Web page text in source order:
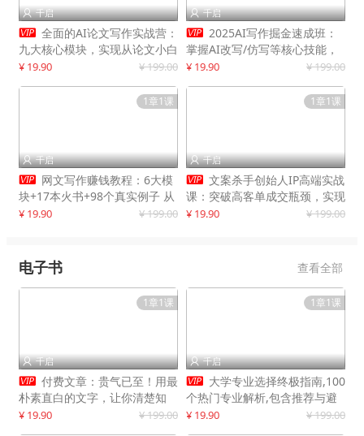
 千启
 全面的AI论文写作实战营：
九大核心模块，实现从论文小白
到高效产出的跨越
¥ 19.90 ¥ 199.00
 千启
 2025AI写作掘金速成班：
掌握AI改写/仿写等核心技能，
实现单篇文案变现500+
¥ 19.90 ¥ 199.00
1章1课
 千启
 网文写作赚钱教程：6大模
块+17本火书+98个真实例子 从
入门到精通实战方法
¥ 19.90 ¥ 199.00
1章1课
 千启
 文案杀手创始人IP高端实战
课：突破高客单成交瓶颈，实现
IP商业价值最大化
¥ 19.90 ¥ 199.00
电子书 查看全部
1章1课
 千启
 付费文章：贵气已至！用最
朴素直白的文字，让你清楚知
道，该如何接住这一次时代的泼
¥ 19.90 ¥ 199.00
1章1课
 千启
 大学专业选择终极指南,100
个热门专业解析,包含推荐与避
雷实用建议
¥ 19.90 ¥ 199.00